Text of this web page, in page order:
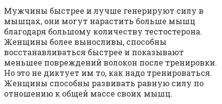
Мужчины быстрее и лучше генерируют силу в
мышцах, они могут нарастить больше мышц
благодаря большому количеству тестостерона.
Женщины более выносливы, способны
восстанавливаться быстрее и показывают
меньшее повреждений волокон после тренировки.
Но это не диктует им то, как надо тренироваться.
Женщины способны развивать равную силу по
отношению к общей массе своих мышц.